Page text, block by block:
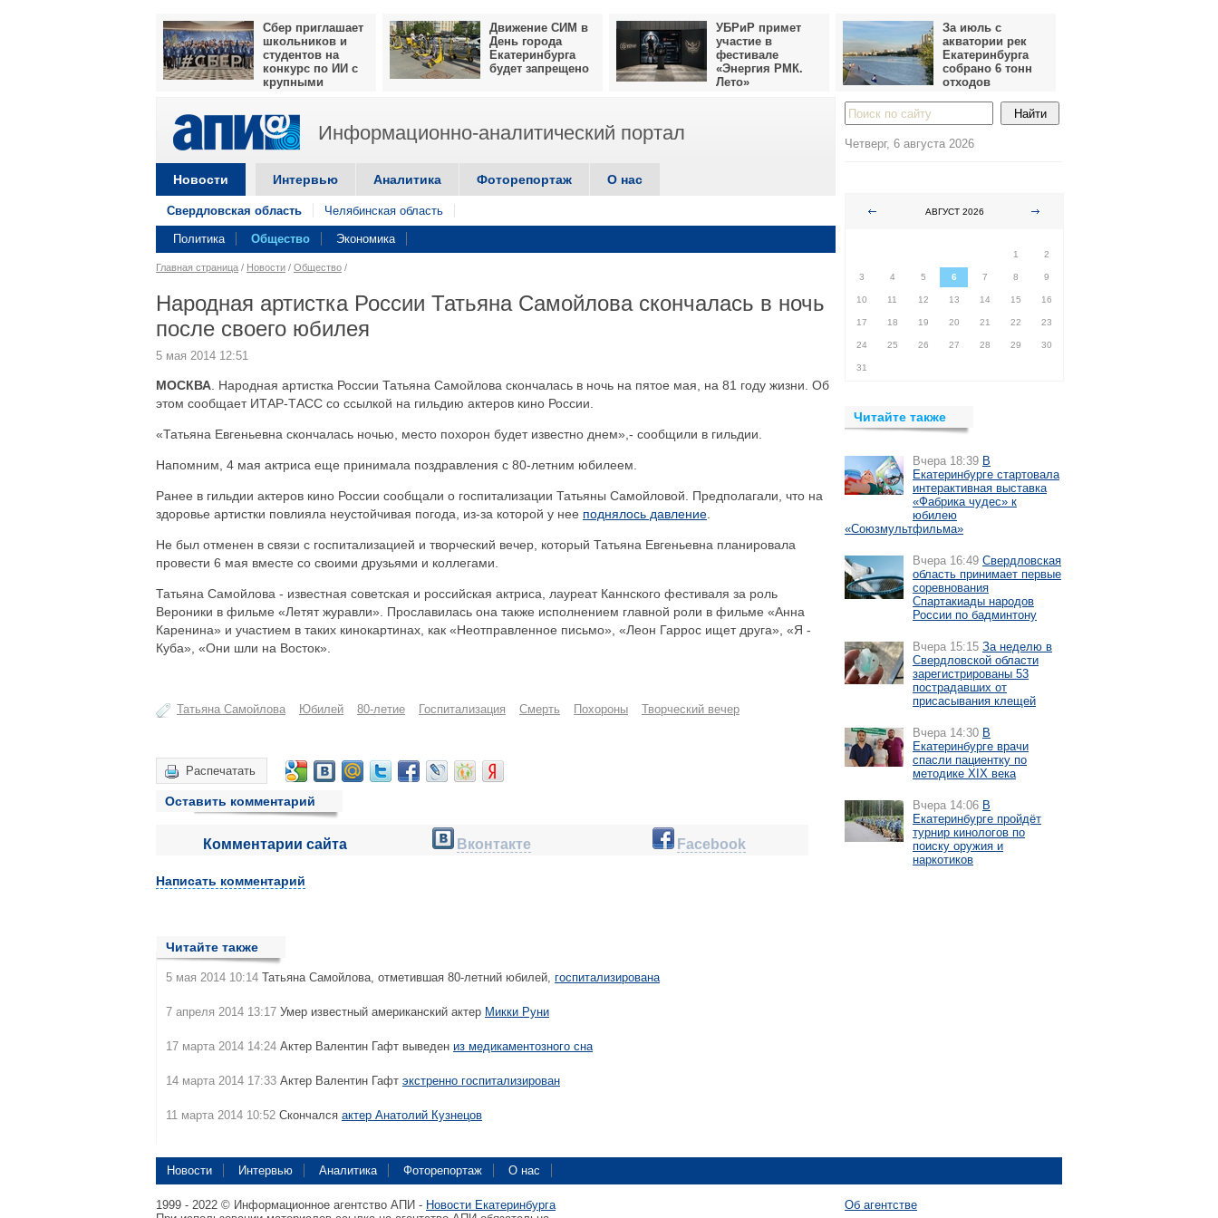
Сбер приглашает
школьников и
студентов на
конкурс по ИИ с
крупными
Движение СИМ в
День города
Екатеринбурга
будет запрещено
УБРиР примет
участие в
фестивале
«Энергия РМК.
Лето»
За июль с
акватории рек
Екатеринбурга
собрано 6 тонн
отходов
Информационно-аналитический портал
Новости Интервью Аналитика Фоторепортаж О нас
Свердловская область Челябинская область
Политика Общество Экономика
Главная страница / Новости / Общество /
Народная артистка России Татьяна Самойлова скончалась в ночь
после своего юбилея
5 мая 2014 12:51
МОСКВА . Народная артистка России Татьяна Самойлова скончалась в ночь на пятое мая, на 81 году жизни. Об
этом сообщает ИТАР-ТАСС со ссылкой на гильдию актеров кино России.
«Татьяна Евгеньевна скончалась ночью, место похорон будет известно днем»,- сообщили в гильдии.
Напомним, 4 мая актриса еще принимала поздравления с 80-летним юбилеем.
Ранее в гильдии актеров кино России сообщали о госпитализации Татьяны Самойловой. Предполагали, что на
здоровье артистки повлияла неустойчивая погода, из-за которой у нее поднялось давление
Не был отменен в связи с госпитализацией и творческий вечер, который Татьяна Евгеньевна планировала
провести 6 мая вместе со своими друзьями и коллегами.
Татьяна Самойлова - известная советская и российская актриса, лауреат Каннского фестиваля за роль
Вероники в фильме «Летят журавли». Прославилась она также исполнением главной роли в фильме «Анна
Каренина» и участием в таких кинокартинах, как «Неотправленное письмо», «Леон Гаррос ищет друга», «Я -
Куба», «Они шли на Восток».
Татьяна Самойлова Юбилей 80-летие Госпитализация Смерть Похороны Творческий вечер
Распечатать
Оставить комментарий
Комментарии сайта Вконтакте Facebook
Написать комментарий
Читайте также
5 мая 2014 10:14 Татьяна Самойлова, отметившая 80-летний юбилей, госпитализирована
7 апреля 2014 13:17 Умер известный американский актер Микки Руни
17 марта 2014 14:24 Актер Валентин Гафт выведен из медикаментозного сна
14 марта 2014 17:33 Актер Валентин Гафт экстренно госпитализирован
11 марта 2014 10:52 Скончался актер Анатолий Кузнецов
Четверг, 6 августа 2026
АВГУСТ 2026
1
2
3 4 5 6 7 8 9
10 11 12 13 14 15 16
17 18 19 20 21 22 23
24 25 26 27 28 29 30
31
Читайте также
Вчера 18:39 В
Екатеринбурге стартовала
интерактивная выставка
«Фабрика чудес» к
юбилею
«Союзмультфильма»
Вчера 16:49 Свердловская
область принимает первые
соревнования
Спартакиады народов
России по бадминтону
Вчера 15:15 За неделю в
Свердловской области
зарегистрированы 53
пострадавших от
присасывания клещей
Вчера 14:30 В
Екатеринбурге врачи
спасли пациентку по
методике XIX века
Вчера 14:06 В
Екатеринбурге пройдёт
турнир кинологов по
поиску оружия и
наркотиков
Новости Интервью Аналитика Фоторепортаж О нас
1999 - 2022 © Информационное агентство АПИ - Новости Екатеринбурга
Об агентстве